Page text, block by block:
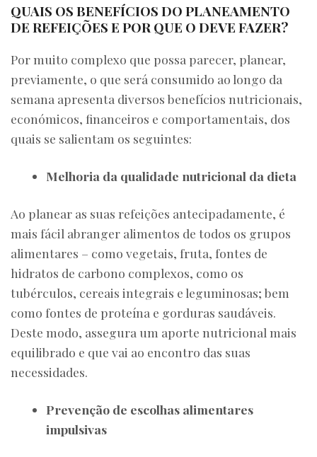
QUAIS OS BENEFÍCIOS DO PLANEAMENTO
DE REFEIÇÕES E POR QUE O DEVE FAZER?
Por muito complexo que possa parecer, planear,
previamente, o que será consumido ao longo da
semana apresenta diversos benefícios nutricionais,
económicos, financeiros e comportamentais, dos
quais se salientam os seguintes:
Melhoria da qualidade nutricional da dieta
Ao planear as suas refeições antecipadamente, é
mais fácil abranger alimentos de todos os grupos
alimentares – como vegetais, fruta, fontes de
hidratos de carbono complexos, como os
tubérculos, cereais integrais e leguminosas; bem
como fontes de proteína e gorduras saudáveis.
Deste modo, assegura um aporte nutricional mais
equilibrado e que vai ao encontro das suas
necessidades.
Prevenção de escolhas alimentares
impulsivas